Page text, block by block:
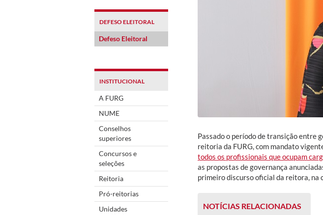
DEFESO ELEITORAL
Defeso Eleitoral
INSTITUCIONAL
A FURG
NUME
Conselhos
superiores
Concursos e
seleções
Reitoria
Pró-reitorias
Unidades
Passado o período de transição entre
reitoria da FURG, com mandato
todos os profissionais que ocupam
as propostas de governança
primeiro discurso oficial da reitora, na
NOTÍCIAS RELACIONADAS